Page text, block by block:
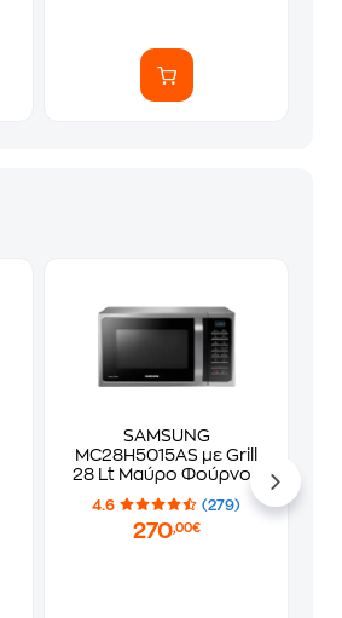
SAMSUNG
MC28H5015AS με Grill
28 Lt Μαύρο Φούρνος
Μικροκυμάτων
4.6 (279)
270,00€